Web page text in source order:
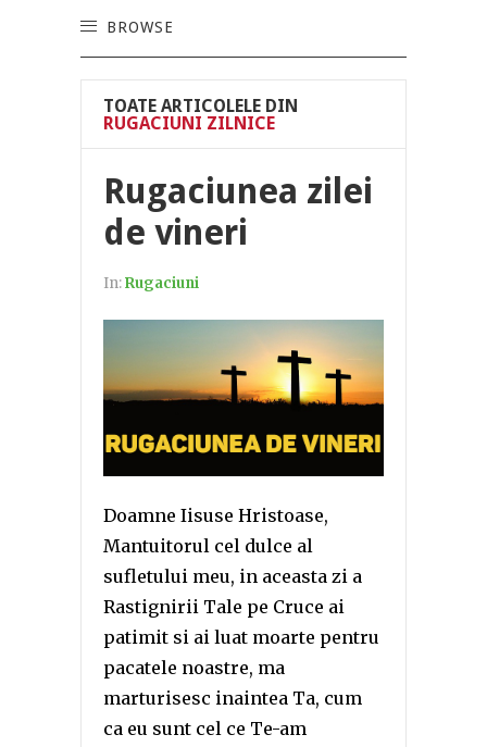
BROWSE
TOATE ARTICOLELE DIN
RUGACIUNI ZILNICE
Rugaciunea zilei
de vineri
In:Rugaciuni
Doamne Iisuse Hristoase,
Mantuitorul cel dulce al
sufletului meu, in aceasta zi a
Rastignirii Tale pe Cruce ai
patimit si ai luat moarte pentru
pacatele noastre, ma
marturisesc inaintea Ta, cum
ca eu sunt cel ce Te-am